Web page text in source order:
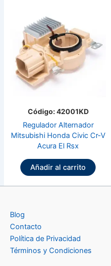
Código: 42001KD
Regulador Alternador
Mitsubishi Honda Civic Cr-V
Acura El Rsx
Añadir al carrito
Blog
Contacto
Política de Privacidad
Términos y Condiciones